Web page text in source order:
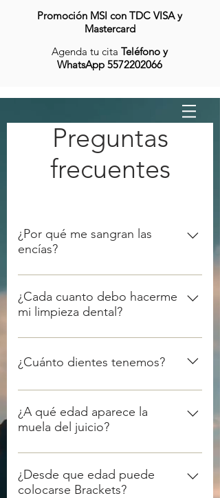
Promoción MSI con TDC VISA y
Mastercard
Agenda tu cita Teléfono y
WhatsApp 5572202066
Preguntas
frecuentes
¿Por qué me sangran las
encías?
Por el proceso inflamatorio
ocasionado por agentes irritantes
locales placa, calculo, restauraciones
¿Cada cuanto debo hacerme
mi limpieza dental?
De 4 a 6 meses dependiendo mi
diagnostico de enfermedad
¿Cuánto dientes tenemos?
Debemos tener 32 con un mínimo
de 24 en función.
¿A qué edad aparece la
muela del juicio?
A los 18 pero muchas veces no sale y
debe extraerse.
¿Desde que edad puede
colocarse Brackets?